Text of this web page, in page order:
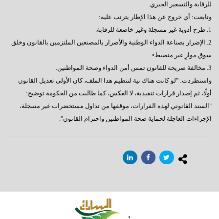
للرقابة والتسعير الجبري.
وتابعت: أي خروج عن هذا الإطار يترتب عليه:
1. طرح أدوية غير مسجلة وغير خاضعة للرقابة.
2. الإضرار بصناعة الدواء الوطنية والأضرار بالمصنعين الملتزمين بالقانون وخلق
سوق موازٍ غير منضبط•
3. مخالفة صريحة للقانون تمس أمن الدواء وصحة المواطنين.
واستطردت: "لو كانت هناك نية لتنظيم هذا الملف، كان الأَولى تعديل القانون
أولًا، ثم إصدار قرارات تنفيذية، لا العكس، كما طالبت من الحكومة توضيح:
"السند القانوني لهذه القرارات، موقفها من تداول مستحضرات غير مسجلة،
الإجراءات العاجلة لحماية صحة المواطنين واحترام القانون".